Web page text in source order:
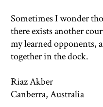
Sometimes I wonder
there exists another
my learned opponents,
together in the dock.
Riaz Akber
Canberra, Australia